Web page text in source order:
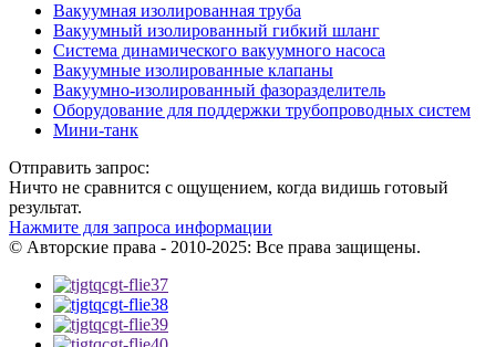
Вакуумная изолированная труба
Вакуумный изолированный гибкий шланг
Система динамического вакуумного насоса
Вакуумные изолированные клапаны
Вакуумно-изолированный фазоразделитель
Оборудование для поддержки трубопроводных систем
Мини-танк
Отправить запрос:
Ничто не сравнится с ощущением, когда видишь готовый
результат.
Нажмите для запроса информации
© Авторские права - 2010-2025: Все права защищены.